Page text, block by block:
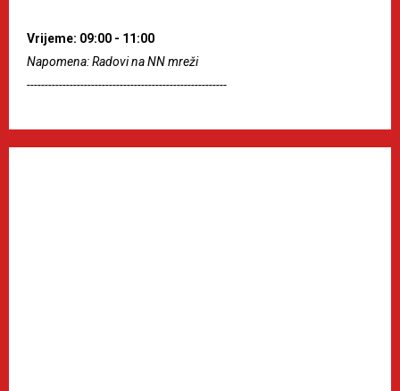
Vrijeme: 09:00 - 11:00
Napomena: Radovi na NN mreži
--------------------------------------------------------